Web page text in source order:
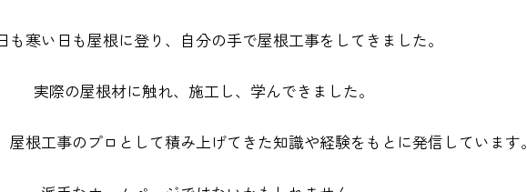
も寒い日も屋根に登り、自分の手で屋根工事をしてきました。
実際の屋根材に触れ、施工し、学んできました。
屋根工事のプロとして積み上げてきた知識や経験をもとに発信しています。